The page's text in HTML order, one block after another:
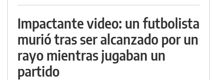
Impactante video: un futbolista
murió tras ser alcanzado por un
rayo mientras jugaban un
partido